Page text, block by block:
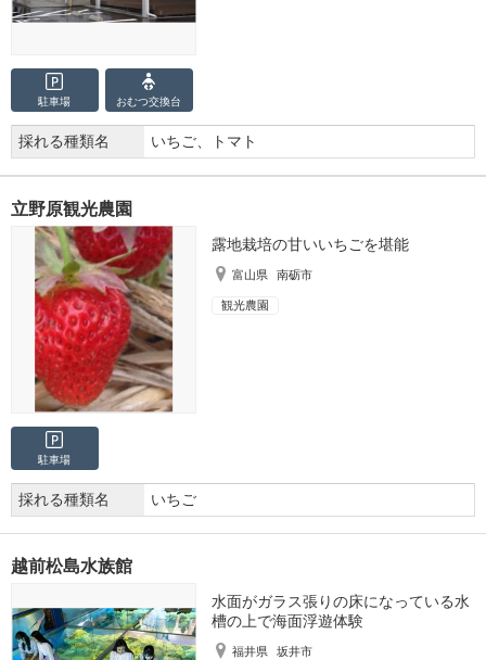
駐車場 おむつ交換台
採れる種類名 いちご、トマト
立野原観光農園
露地栽培の甘いいちごを堪能
富山県 南砺市
観光農園
駐車場
採れる種類名 いちご
越前松島水族館
水面がガラス張りの床になっている水
槽の上で海面浮遊体験
福井県 坂井市